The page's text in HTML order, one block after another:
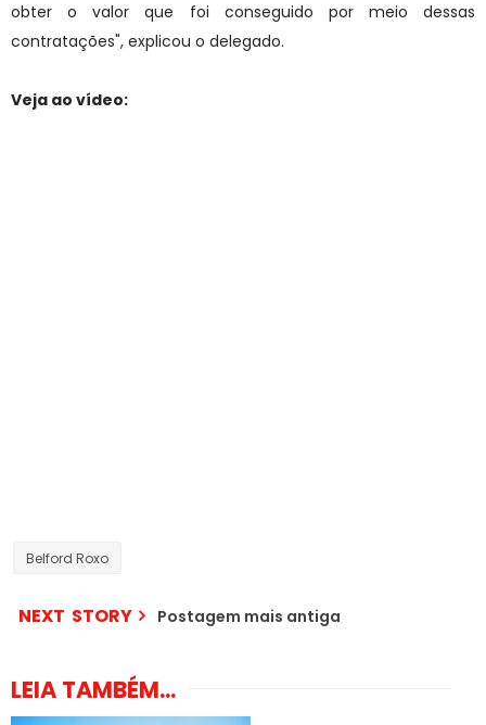
obter o valor que foi conseguido por meio dessas
contratações", explicou o delegado.
Veja ao vídeo:
Belford Roxo
NEXT STORY Postagem mais antiga
LEIA TAMBÉM...